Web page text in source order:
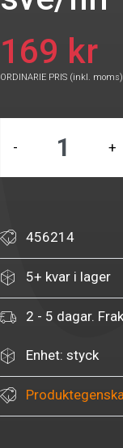
169 kr
ORDINARIE PRIS (inkl. moms)
- +
456214
5+ kvar i lager
2 - 5 dagar.
Enhet: styck